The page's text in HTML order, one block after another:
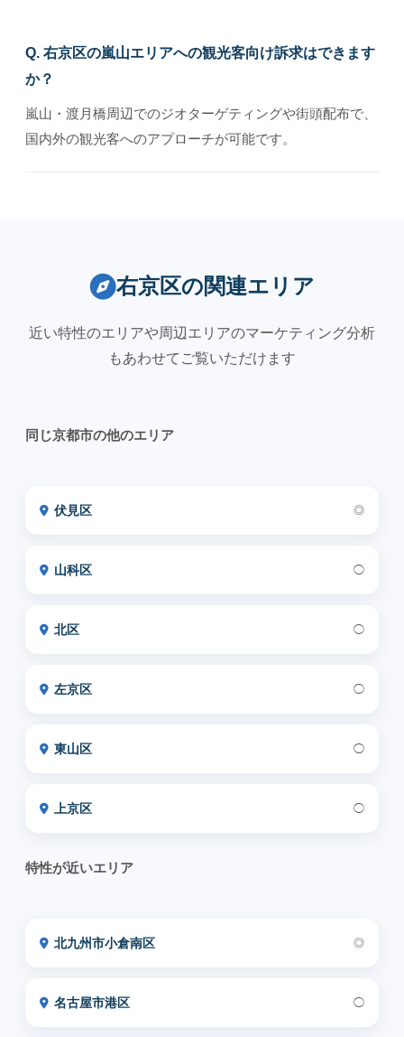
Q. 右京区の嵐山エリアへの観光客向け訴求はできます
か？
嵐山・渡月橋周辺でのジオターゲティングや街頭配布で、
国内外の観光客へのアプローチが可能です。
右京区の関連エリア
近い特性のエリアや周辺エリアのマーケティング分析
もあわせてご覧いただけます
同じ京都市の他のエリア
伏見区 ◎
山科区 ◯
北区 ◯
左京区 ◯
東山区 ◯
上京区 ◯
特性が近いエリア
北九州市小倉南区 ◎
名古屋市港区 ◯